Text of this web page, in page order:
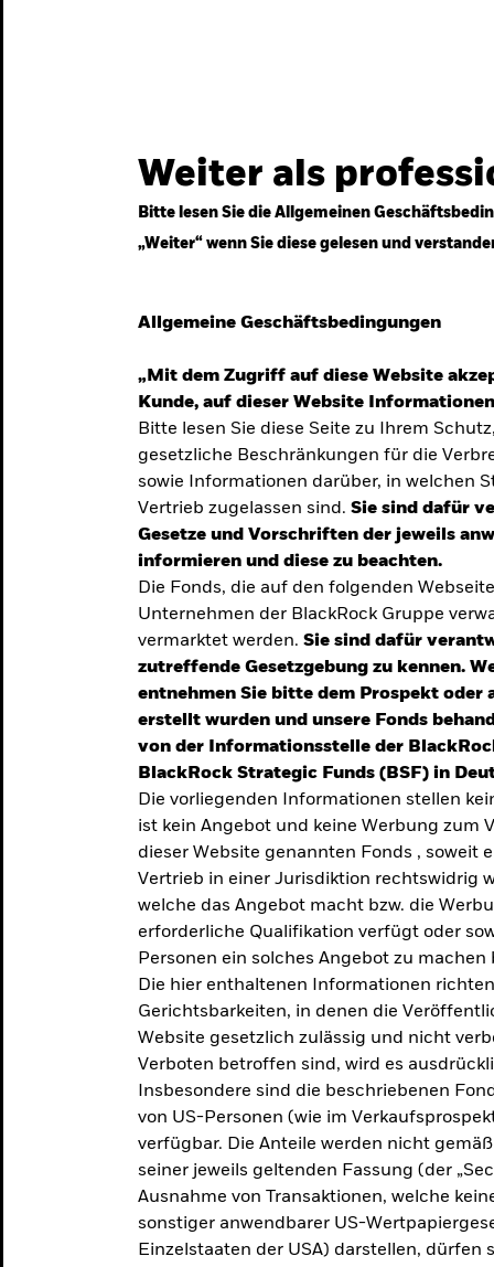
TRENDS & IDEEN
Entdecken Sie unsere
makroökonomischen
Einschätzungen und Anlageideen.
Aktuelle Einschätzungen
Weiter als
Bitte lesen Sie die Allgemeinen
„Weiter“ wenn Sie diese gelesen und
Allgemeine Geschäftsbedingungen
„Mit dem Zugriff auf diese Website
Kunde, auf dieser Website
Bitte lesen Sie diese Seite zu Ihrem
gesetzliche Beschränkungen für die
sowie Informationen darüber, in welchen
Vertrieb zugelassen sind. Sie sind dafür
Gesetze und Vorschriften der jeweils
informieren und diese zu beachten.
Die Fonds, die auf den folgenden
Unternehmen der BlackRock Gruppe
vermarktet werden. Sie sind dafür
zutreffende Gesetzgebung zu kennen.
entnehmen Sie bitte dem Prospekt oder
erstellt wurden und unsere Fonds
von der Informationsstelle der
BlackRock Strategic Funds (BSF) in
Die vorliegenden Informationen stellen
ist kein Angebot und keine Werbung zum
dieser Website genannten Fonds , soweit
Vertrieb in einer Jurisdiktion rechtswidrig
welche das Angebot macht bzw. die
erforderliche Qualifikation verfügt oder
Personen ein solches Angebot zu
Die hier enthaltenen Informationen
Gerichtsbarkeiten, in denen die
Website gesetzlich zulässig und nicht
Verboten betroffen sind, wird es
Insbesondere sind die beschriebenen
von US-Personen (wie im
verfügbar. Die Anteile werden nicht
seiner jeweils geltenden Fassung (der
Ausnahme von Transaktionen, welche
sonstiger anwendbarer US-
Einzelstaaten der USA) darstellen, dürfen